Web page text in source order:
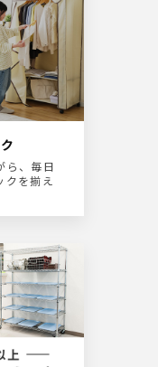
ら、毎日
を揃え